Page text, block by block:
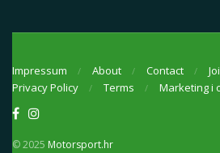
Impressum About Contact
Privacy Policy
Terms Marketing i
© 2025 Motorsport.hr